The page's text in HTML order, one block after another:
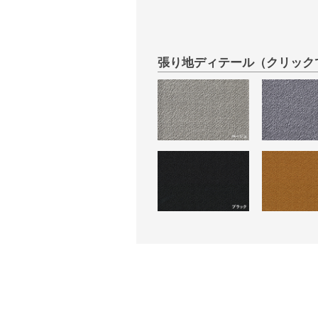
張り地ディテール（クリック